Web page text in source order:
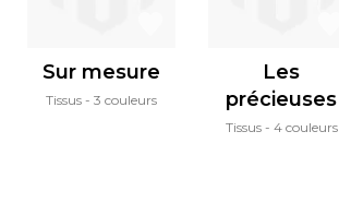
Sur mesure
Tissus 3 couleurs
Les
précieuses
Tissus 4 couleurs